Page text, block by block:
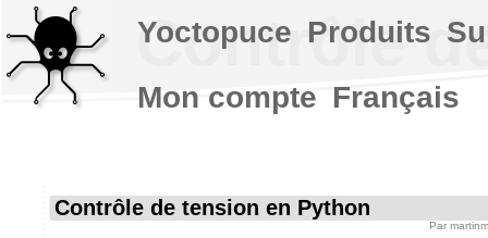
Contrôle
Contrôle de tension en Python
Par martinm
Yoctopuce Produits
Mon compte Français